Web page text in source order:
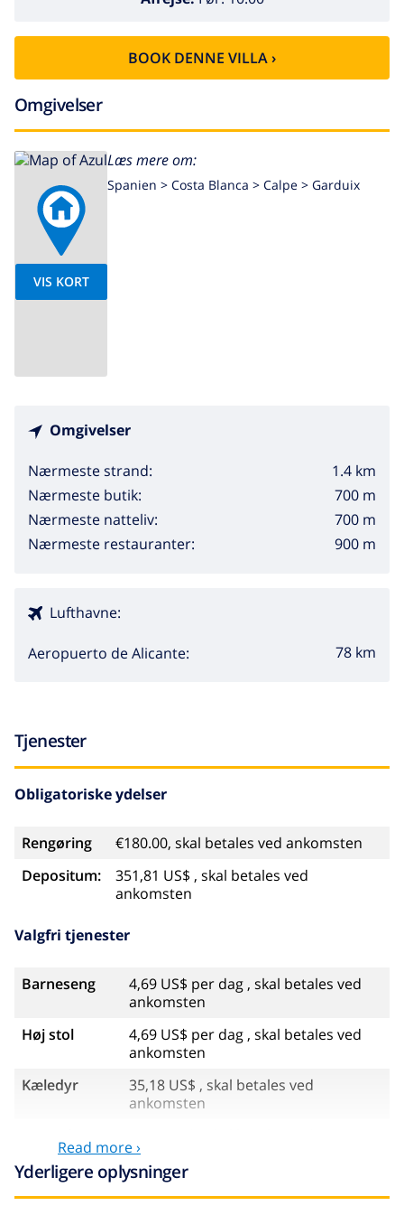
BOOK DENNE VILLA ›
Omgivelser
VIS KORT
Læs mere om:
Spanien > Costa Blanca > Calpe > Garduix
Omgivelser
Nærmeste strand:
1.4 km
Nærmeste butik:
700 m
Nærmeste natteliv:
700 m
Nærmeste restauranter:
900 m
Lufthavne:
Aeropuerto de Alicante: 78 km
Tjenester
Obligatoriske ydelser
Rengøring
€180.00, skal betales ved ankomsten
Depositum:
351,81 US$ , skal betales ved
ankomsten
Valgfri tjenester
Barneseng
4,69 US$ per dag , skal betales ved
ankomsten
Høj stol
4,69 US$ per dag , skal betales ved
ankomsten
Kæledyr
35,18 US$ , skal betales ved
ankomsten
ankomsten
Ekstra
sengetøj
17,59 US$ per person , skal betales
ved ankomsten
Read more ›
Yderligere oplysninger